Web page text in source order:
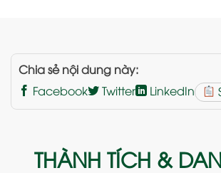
Chia sẻ nội dung này:
Facebook
Twitter LinkedIn
THÀNH TÍCH &